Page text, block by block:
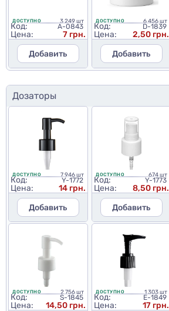
ДОСТУПНО 3 249 шт
Код: A-0843
Цена:
7 грн.
Добавить
ДОСТУПНО 6 456 шт
Код: D-1839
Цена:
2,50 грн.
Добавить
Дозаторы
ДОСТУПНО 7 946 шт
Код: Y-1772
Цена:
14 грн.
Добавить
ДОСТУПНО 674 шт
Код: Y-1773
Цена:
8,50 грн.
Добавить
ДОСТУПНО 2 756 шт
Код: S-1845
Цена:
14,50 грн.
ДОСТУПНО 1 303 шт
Код: E-1849
Цена:
17 грн.